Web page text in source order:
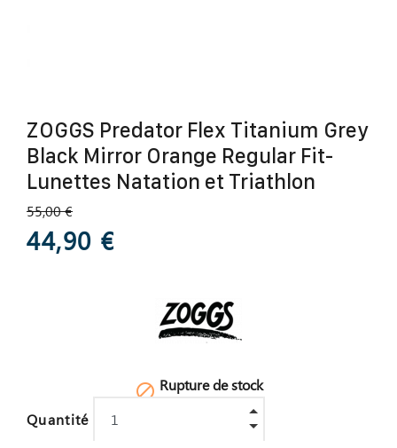
ZOGGS Predator Flex Titanium Grey
Black Mirror Orange Regular Fit-
Lunettes Natation et Triathlon
55,00 €
44,90 €
 Rupture de stock
Quantité